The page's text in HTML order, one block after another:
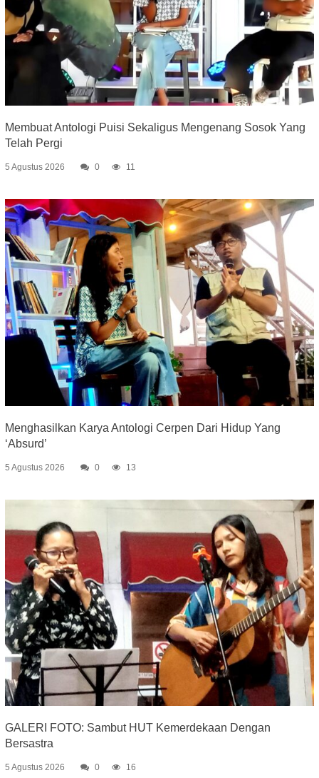
Membuat Antologi Puisi Sekaligus Mengenang Sosok Yang
Telah Pergi
5 Agustus 2026 0 11
Menghasilkan Karya Antologi Cerpen Dari Hidup Yang
‘Absurd’
5 Agustus 2026 0 13
GALERI FOTO: Sambut HUT Kemerdekaan Dengan
Bersastra
5 Agustus 2026 0 16